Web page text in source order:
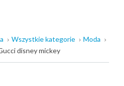
Wszystkie kategorie
Moda
disney mickey